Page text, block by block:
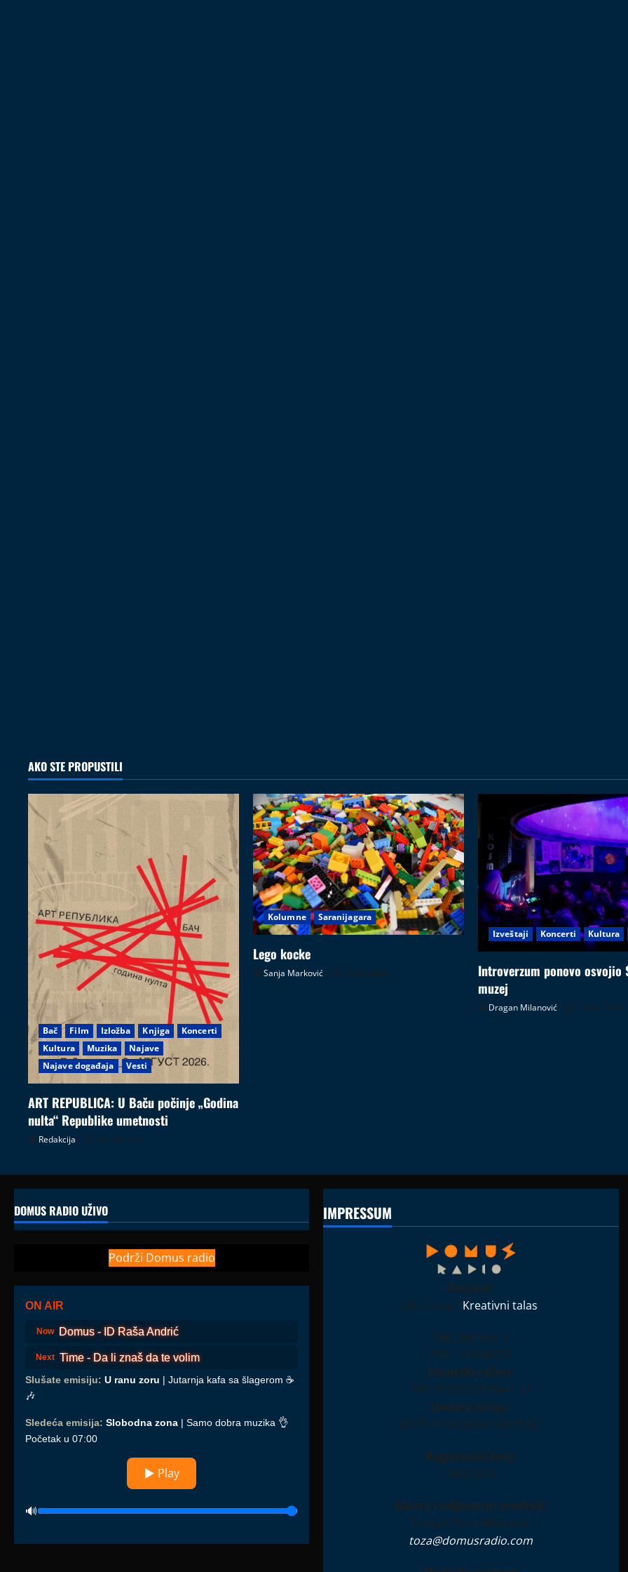
AKO STE PROPUSTILI
Bač Film Izložba Knjiga
Koncerti
Kultura
Muzika
Najave
Najave događaja
Vesti
ART REPUBLICA: U Baču počinje „Godina
nulta“ Republike umetnosti
Redakcija 05.08.2026
Kolumne Saranijagara
Lego kocke
Sanja Marković 02.08.2026
Izveštaji Koncerti Kultura
Introverzum ponovo osvojio
muzej
Dragan Milanović 28.07.2026
DOMUS RADIO UŽIVO
Podrži Domus radio
ON AIR
Now Domus - ID Raša Andrić
Next Time - Da li znaš da te volim
Slušate emisiju: U ranu zoru | Jutarnja kafa sa šlagerom ☕️
🎶
Sledeća emisija: Slobodna zona | Samo dobra muzika 👌
Početak u 07:00
▶ Play
IMPRESSUM
Osnivač:
Udruženje "Kreativni talas"
MB: 28396511
PIB: 114944708
Dinarski račun:
265-7590310000841-93
Devizni račun:
RS35265100000123897181
Registarski broj:
IN001612
Glavni i odgovorni urednik:
Dragan Toza Milanović
toza@domusradio.com